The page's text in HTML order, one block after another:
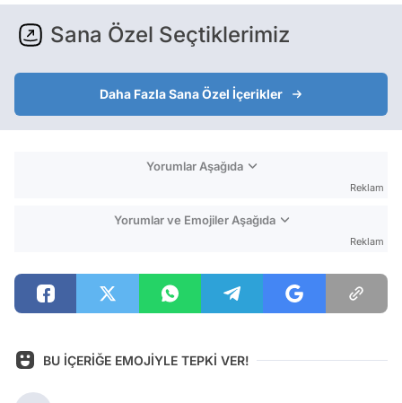
Sana Özel Seçtiklerimiz
Daha Fazla Sana Özel İçerikler
Yorumlar Aşağıda
Reklam
Yorumlar ve Emojiler Aşağıda
Reklam
BU İÇERİĞE EMOJİYLE TEPKİ VER!